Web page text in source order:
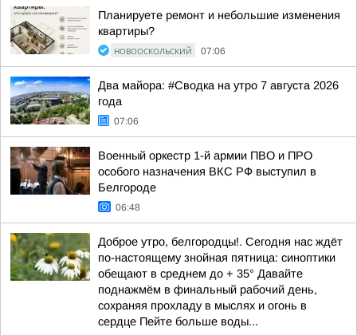
Планируете ремонт и небольшие изменения
квартиры?
НОВООСКОЛЬСКИЙ 07:06
Два майора: #Сводка на утро 7 августа 2026
года
07:06
Военный оркестр 1-й армии ПВО и ПРО
особого назначения ВКС РФ выступил в
Белгороде
06:48
Доброе утро, белгородцы!. Сегодня нас ждёт
по-настоящему знойная пятница: синоптики
обещают в среднем до + 35° Давайте
поднажмём в финальный рабочий день,
сохраняя прохладу в мыслях и огонь в
сердце Пейте больше воды...